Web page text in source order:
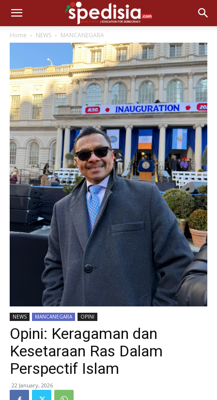
Home NEWS MANCANEGARA
NEWS MANCANEGARA OPINI
Opini: Keragaman dan
Kesetaraan Ras Dalam
Perspectif Islam
22 January, 2026